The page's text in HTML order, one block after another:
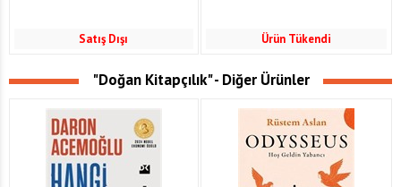
Satış Dışı Ürün Tükendi
"Doğan Kitapçılık" - Diğer Ürünler